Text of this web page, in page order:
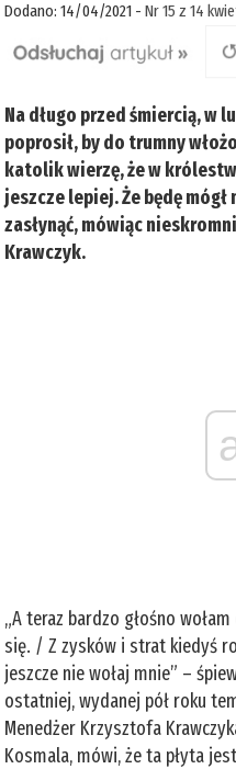
Dodano: 14/04/2021 -Nr 15 z 14
Na długo przed śmiercią, w
poprosił, by do trumny
katolik wierzę, że w
jeszcze lepiej. Że będę
zasłynąć, mówiąc
Krawczyk.
„A teraz bardzo głośno
się. / Z zysków i strat kiedyś
jeszcze nie wołaj mnie” –
ostatniej, wydanej pół roku
Menedżer Krzysztofa
Kosmala, mówi, że ta płyta